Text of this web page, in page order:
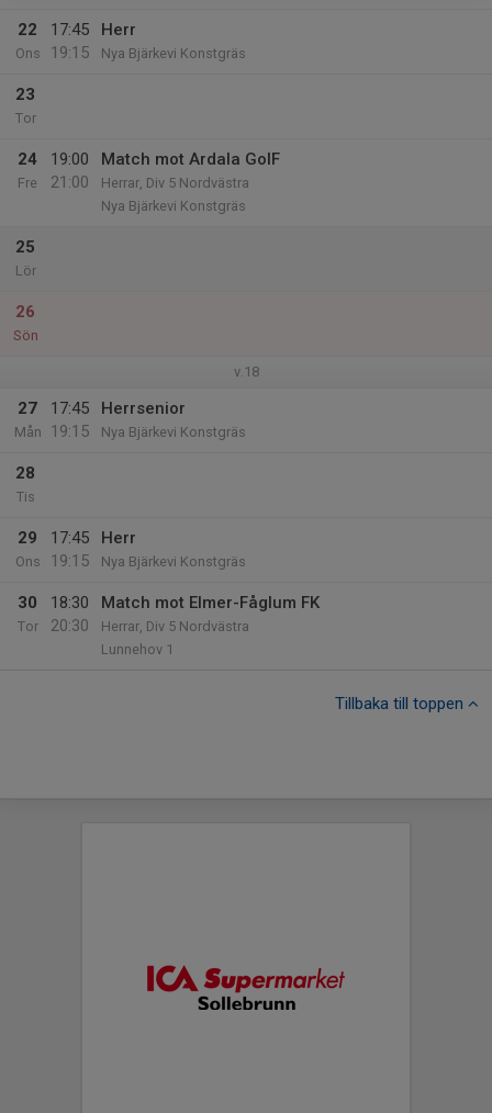
22
Ons
17:45
19:15
Herr
Nya Bjärkevi Konstgräs
23
Tor
24
Fre
19:00
21:00
Match mot Ardala GoIF
Herrar, Div 5 Nordvästra
Nya Bjärkevi Konstgräs
25
Lör
26
Sön
v.18
27
Mån
17:45
19:15
Herrsenior
Nya Bjärkevi Konstgräs
28
Tis
29
Ons
17:45
19:15
Herr
Nya Bjärkevi Konstgräs
30
Tor
18:30
20:30
Match mot Elmer-Fåglum FK
Herrar, Div 5 Nordvästra
Lunnehov 1
Tillbaka till toppen